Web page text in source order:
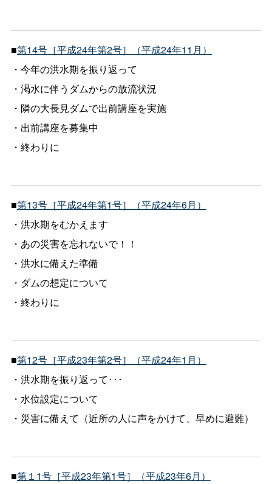
■第14号［平成24年第2号］（平成24年11月）
・今年の洪水期を振り返って
・渇水に伴うダムからの放流状況
・隣の大長見ダムで出前講座を実施
・出前講座を募集中
・終わりに
■第13号［平成24年第1号］（平成24年6月）
・洪水期をむかえます
・あの災害を忘れないで！！
・洪水に備えた準備
・ダムの想定について
・終わりに
■第12号［平成23年第2号］（平成24年1月）
・洪水期を振り返って･･･
・水位設定について
・災害に備えて（近所の人に声をかけて、早めに避難）
■第１1号［平成23年第1号］（平成23年6月）